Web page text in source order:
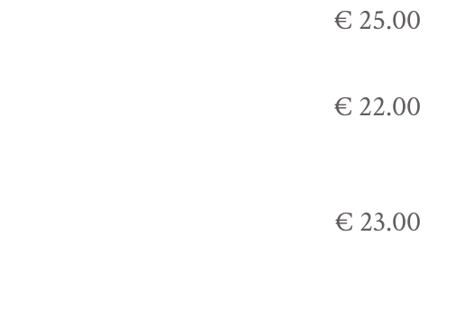
€ 25.00
€ 22.00
€ 23.00